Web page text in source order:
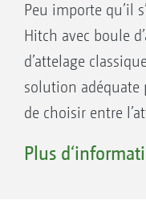
Peu importe qu’il
Hitch avec boule
d’attelage
solution adéquate
de choisir entre
diamètre ou la
Plus